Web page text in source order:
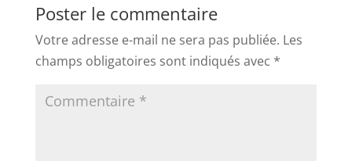
Poster le commentaire
Votre adresse e-mail ne sera pas publiée. Les
champs obligatoires sont indiqués avec *